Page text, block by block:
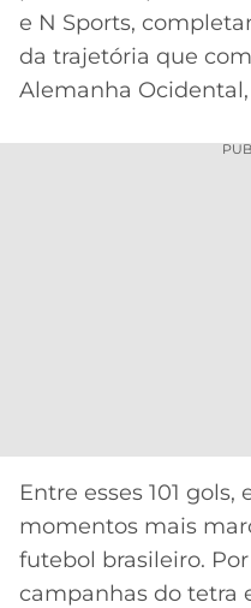
e N Sports,
da trajetória que
Alemanha Ocidental,
Entre esses 101
momentos mais
futebol brasileiro.
campanhas do tetra